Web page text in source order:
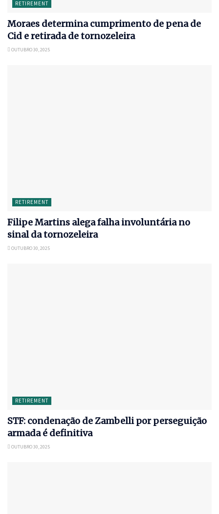
RETIREMENT
Moraes determina cumprimento de pena de
Cid e retirada de tornozeleira
OUTUBRO 30, 2025
RETIREMENT
Filipe Martins alega falha involuntária no
sinal da tornozeleira
OUTUBRO 30, 2025
RETIREMENT
STF: condenação de Zambelli por perseguição
armada é definitiva
OUTUBRO 30, 2025